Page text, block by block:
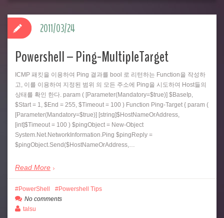
Powershell – Ping-MultipleTarget
ICMP 패킷을 이용하여 Ping 결과를 bool 로 리턴하는 Function을 작성하
고, 이를 이용하여 지정된 범위 의 모든 주소에 Ping을 시도하여 Host들의
상태를 확인 한다. param ( [Parameter(Mandatory=$true)] $BaseIp,
$Start = 1, $End = 255, $Timeout = 100 ) Function Ping-Target { param (
[Parameter(Mandatory=$true)] [string]$HostNameOrAddress,
[int]$Timeout = 100 ) $pingObject = New-Object
System.Net.NetworkInformation.Ping $pingReply =
$pingObject.Send($HostNameOrAddress,…
Read More
2011/03/24
PowerShell
Powershell Tips
No comments
talsu